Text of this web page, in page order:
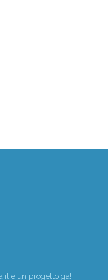
è un progettoga!